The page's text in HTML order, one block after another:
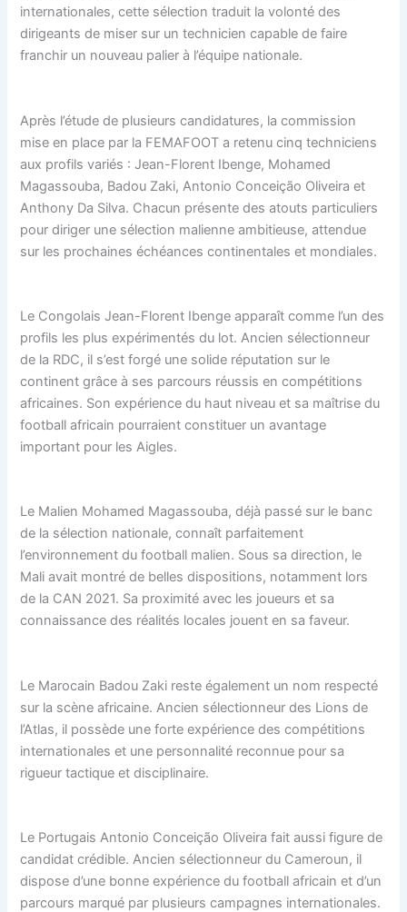
internationales, cette sélection traduit la volonté des
dirigeants de miser sur un technicien capable de faire
franchir un nouveau palier à l’équipe nationale.
Après l’étude de plusieurs candidatures, la commission
mise en place par la FEMAFOOT a retenu cinq techniciens
aux profils variés : Jean-Florent Ibenge, Mohamed
Magassouba, Badou Zaki, Antonio Conceição Oliveira et
Anthony Da Silva. Chacun présente des atouts particuliers
pour diriger une sélection malienne ambitieuse, attendue
sur les prochaines échéances continentales et mondiales.
Le Congolais Jean-Florent Ibenge apparaît comme l’un des
profils les plus expérimentés du lot. Ancien sélectionneur
de la RDC, il s’est forgé une solide réputation sur le
continent grâce à ses parcours réussis en compétitions
africaines. Son expérience du haut niveau et sa maîtrise du
football africain pourraient constituer un avantage
important pour les Aigles.
Le Malien Mohamed Magassouba, déjà passé sur le banc
de la sélection nationale, connaît parfaitement
l’environnement du football malien. Sous sa direction, le
Mali avait montré de belles dispositions, notamment lors
de la CAN 2021. Sa proximité avec les joueurs et sa
connaissance des réalités locales jouent en sa faveur.
Le Marocain Badou Zaki reste également un nom respecté
sur la scène africaine. Ancien sélectionneur des Lions de
l’Atlas, il possède une forte expérience des compétitions
internationales et une personnalité reconnue pour sa
rigueur tactique et disciplinaire.
Le Portugais Antonio Conceição Oliveira fait aussi figure de
candidat crédible. Ancien sélectionneur du Cameroun, il
dispose d’une bonne expérience du football africain et d’un
parcours marqué par plusieurs campagnes internationales.